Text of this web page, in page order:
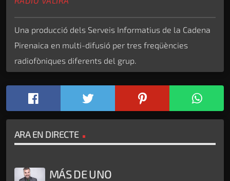
Una producció dels Serveis Informatius de la Cadena
Pirenaica en multi-difusió per tres freqüències
radiofòniques diferents del grup.
ARA EN DIRECTE
MÁS DE UNO